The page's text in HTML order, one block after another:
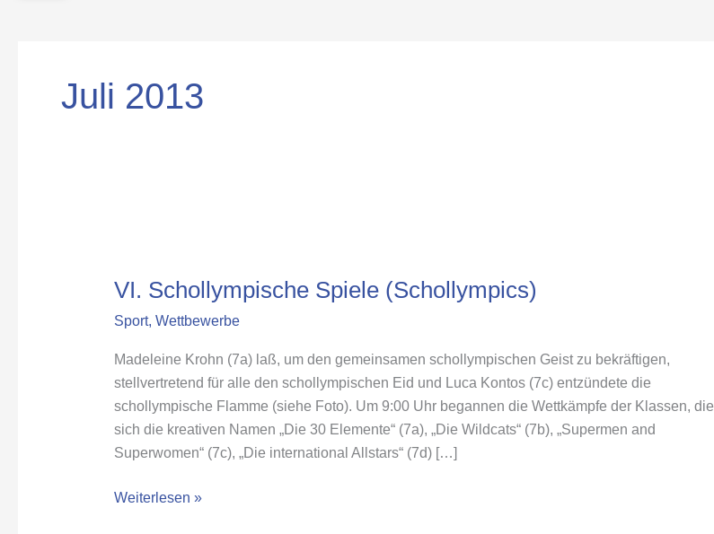
Juli 2013
VI. Schollympische Spiele (Schollympics)
Sport, Wettbewerbe
Madeleine Krohn (7a) laß, um den gemeinsamen schollympischen Geist zu bekräftigen,
stellvertretend für alle den schollympischen Eid und Luca Kontos (7c) entzündete die
schollympische Flamme (siehe Foto). Um 9:00 Uhr begannen die Wettkämpfe der Klassen, die
sich die kreativen Namen „Die 30 Elemente“ (7a), „Die Wildcats“ (7b), „Supermen and
Superwomen“ (7c), „Die international Allstars“ (7d) […]
Spiele
(Schollympics)
Weiterlesen »